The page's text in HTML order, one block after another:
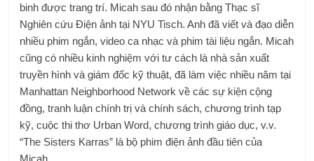
binh được trang trí. Micah sau đó nhận bằng Thạc sĩ
Nghiên cứu Điện ảnh tại NYU Tisch. Anh đã viết và đạo diễn
nhiều phim ngắn, video ca nhạc và phim tài liệu ngắn. Micah
cũng có nhiều kinh nghiệm với tư cách là nhà sản xuất
truyền hình và giám đốc kỹ thuật, đã làm việc nhiều năm tại
Manhattan Neighborhood Network về các sự kiện cộng
đồng, tranh luận chính trị và chính sách, chương trình tạp
kỹ, cuộc thi thơ Urban Word, chương trình giáo dục, v.v.
“The Sisters Karras” là bộ phim điện ảnh đầu tiên của
Micah.